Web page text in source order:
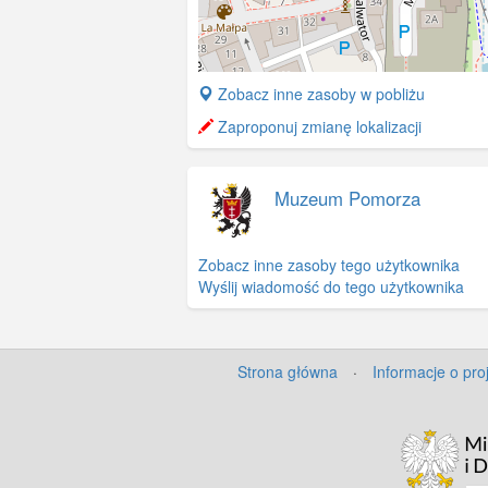
+
−
Zobacz inne zasoby w pobliżu
Zaproponuj zmianę lokalizacji
Muzeum Pomorza
Zobacz inne zasoby tego użytkownika
Wyślij wiadomość do tego użytkownika
Strona główna · Informacje o